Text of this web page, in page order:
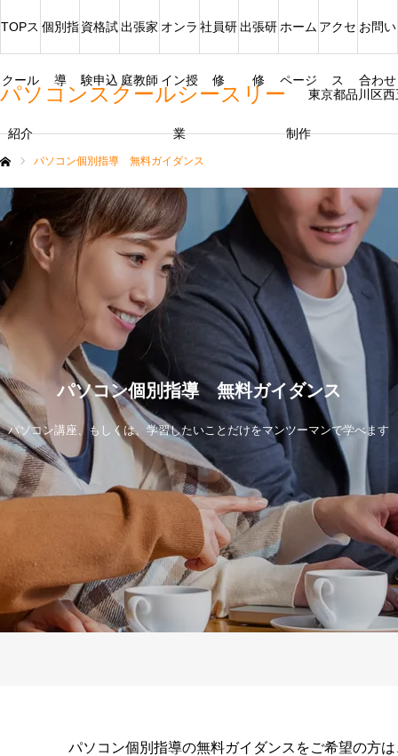
パソコンスクールシースリー 東京都品川区
TOPス
クール
紹介
個別指
導
資格試
験申込
出張家
庭教師
オンラ
イン授
業
社員研
修
出張研
修
ホーム
ページ
制作
アクセ
ス
お問い
合わせ
パソコン個別指導 無料ガイダンス
パソコン個別指導 無料ガイダンス
パソコン講座、もしくは、学習したいことだけをマンツーマンで学べます
パソコン個別指導の無料ガイダンスをご希望の方